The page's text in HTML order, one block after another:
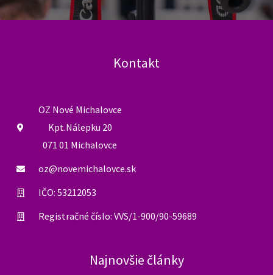
Kontakt
OZ Nové Michalovce
Kpt.Nálepku 20
071 01 Michalovce
oz@novemichalovce.sk
IČO: 53212053
Registračné číslo: VVS/1-900/90-59689
Najnovšie články